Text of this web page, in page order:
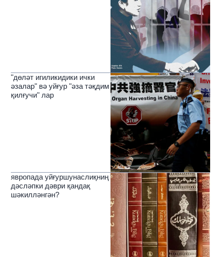
"дөләт игиликидики ички
әзалар" вә уйғур "әза тәқдим
қилғучи" лар
явропада уйғуршунаслиқниң
дәсләпки дәври қандақ
шәкилләнгән?